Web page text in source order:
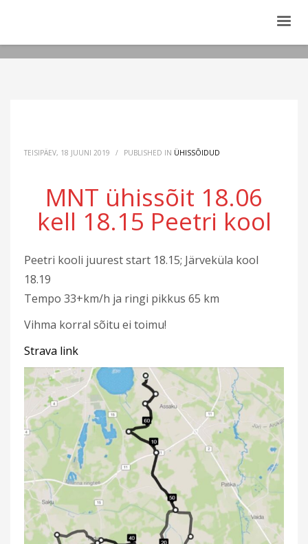
TEISIPÄEV, 18 JUUNI 2019 / PUBLISHED IN ÜHISSÕIDUD
MNT ühissõit 18.06
kell 18.15 Peetri kool
Peetri kooli juurest start 18.15; Järveküla kool
18.19
Tempo 33+km/h ja ringi pikkus 65 km
Vihma korral sõitu ei toimu!
Strava link